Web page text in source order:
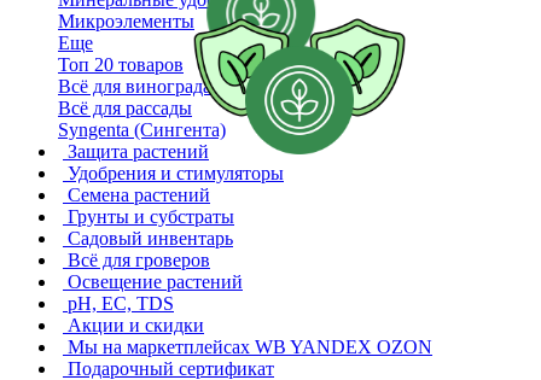
Микроэлементы
Еще
Топ 20 товаров
Всё для винограда
Всё для рассады
Syngenta (Сингента)
Защита растений
Удобрения и стимуляторы
Семена растений
Грунты и субстраты
Садовый инвентарь
Всё для гроверов
Освещение растений
pH, EC, TDS
Акции и скидки
Мы на маркетплейсах WB YANDEX OZON
Подарочный сертификат